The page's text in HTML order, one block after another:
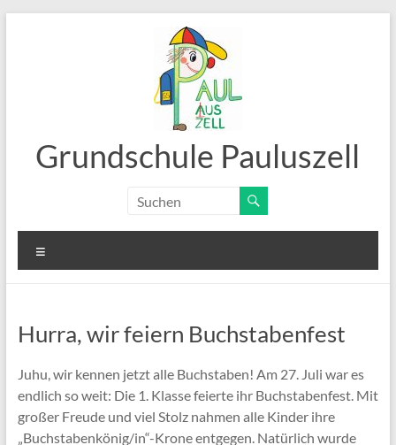
Grundschule Pauluszell
Hurra, wir feiern Buchstabenfest
Juhu, wir kennen jetzt alle Buchstaben! Am 27. Juli war es
endlich so weit: Die 1. Klasse feierte ihr Buchstabenfest. Mit
großer Freude und viel Stolz nahmen alle Kinder ihre
„Buchstabenkönig/in“-Krone entgegen. Natürlich wurde